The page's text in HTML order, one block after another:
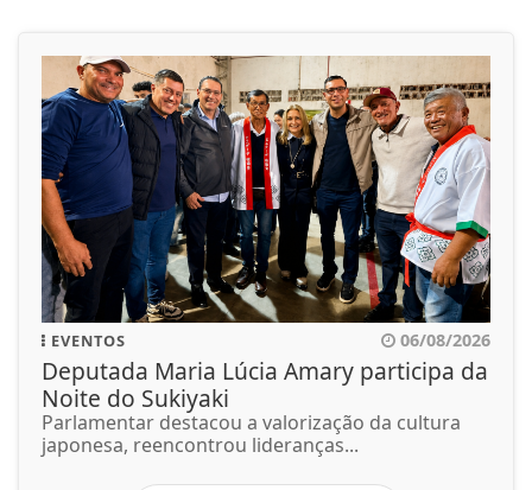
EVENTOS 06/08/2026
Deputada Maria Lúcia Amary participa da
Noite do Sukiyaki
Parlamentar destacou a valorização da cultura
japonesa, reencontrou lideranças...